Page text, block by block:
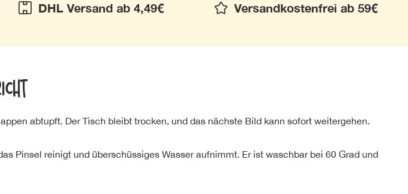
DHL Versand ab 4,49€ Versandkostenfrei ab 59€
abtupft. Der Tisch bleibt trocken, und das nächste Bild kann sofort weitergehen.
Pinsel reinigt und überschüssiges Wasser aufnimmt. Er ist waschbar bei 60 Grad und